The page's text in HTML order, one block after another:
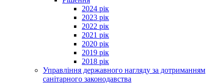
2024 рік
2023 рік
2022 рік
2021 рік
2020 рік
2019 рік
2018 рік
Управління державного нагляду за дотриманням
санітарного законодавства